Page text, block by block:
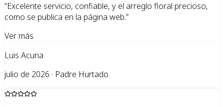
“Excelente servicio, confiable, y el arreglo floral precioso,
como se publica en la página web.”
Ver más
Luis Acuna
julio de 2026 · Padre Hurtado